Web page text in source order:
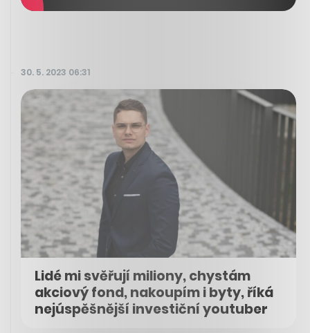
30. 5. 2023 06:31
Lidé mi svěřují miliony, chystám
akciový fond, nakoupím i byty, říká
nejúspěšnější investiční youtuber